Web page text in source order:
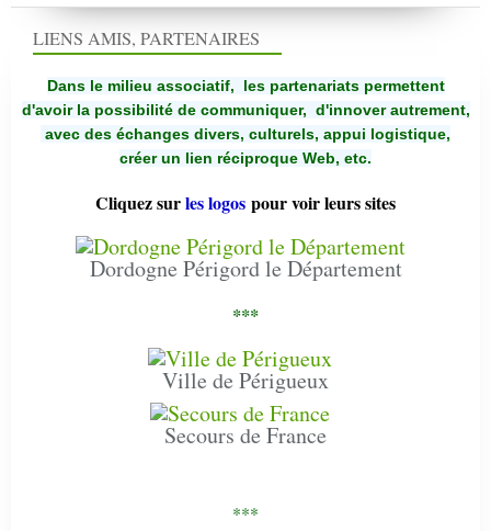
LIENS AMIS, PARTENAIRES
Dans le milieu associatif, les partenariats permettent
d'avoir la possibilité de communiquer, d'innover autrement,
avec des échanges divers, culturels, appui logistique,
créer un lien réciproque Web, etc.
Cliquez surles logos pour voir leurs sites
Dordogne Périgord le Département
***
Ville de Périgueux
Secours de France
***